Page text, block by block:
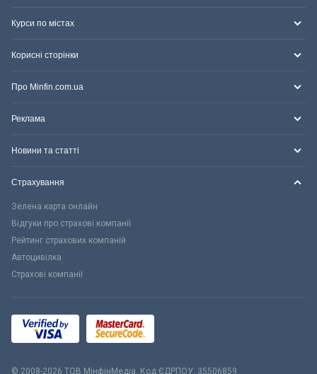
Курси по містах
Корисні сторінки
Про Minfin.com.ua
Реклама
Новини та статті
Страхування
Зелена карта онлайн
Відгуки про страхові компанії
Рейтинг страхових компаній
Автоцивілка
Страхові компанії
© 2008-2026 ТОВ МiнфiнМедiа. Код ЄДРПОУ: 35506859